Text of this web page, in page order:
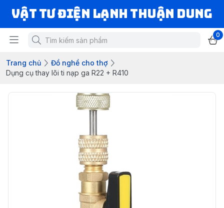
VẬT TƯ ĐIỆN LẠNH THUẬN DUNG
0
Trang chủ
Đồ nghề cho thợ
Dụng cụ thay lõi ti nạp ga R22 + R410